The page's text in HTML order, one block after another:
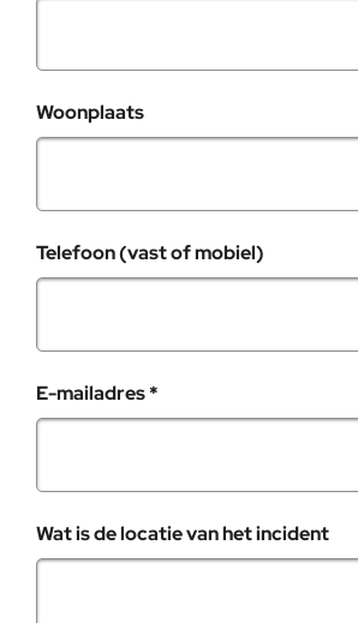
Woonplaats
Telefoon (vast of mobiel)
E-mailadres*
Wat is de locatie van het incident